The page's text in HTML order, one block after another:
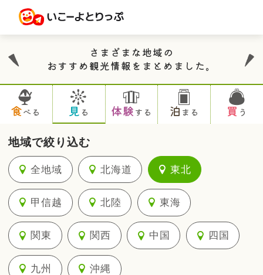
さまざまな地域の
おすすめ観光情報をまとめました。
食べる 見 る 体験する 泊 まる 買う
地域で絞り込む
全地域 北海道 東北
甲信越 北陸 東海
関東 関西 中国 四国
九州 沖縄